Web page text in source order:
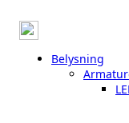
Belysning